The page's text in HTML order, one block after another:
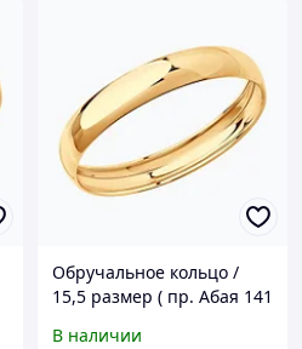
Обручальное кольцо /
15,5 размер ( пр. Абая 141
В наличии